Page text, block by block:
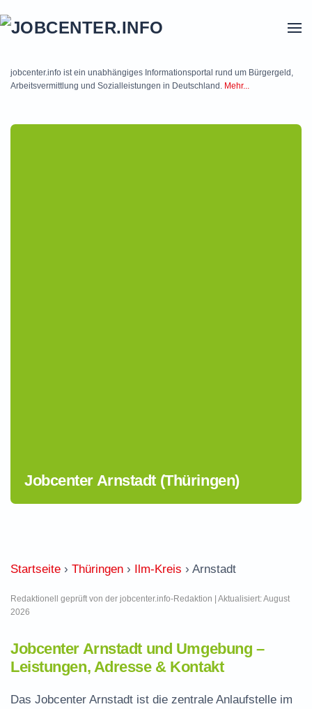
jobcenter.info ist ein unabhängiges Informationsportal rund um Bürgergeld,
Arbeitsvermittlung und Sozialleistungen in Deutschland. Mehr...
Jobcenter Arnstadt (Thüringen)
Startseite › Thüringen › Ilm-Kreis › Arnstadt
Redaktionell geprüft von der jobcenter.info-Redaktion | Aktualisiert: August
2026
Jobcenter Arnstadt und Umgebung –
Leistungen, Adresse & Kontakt
Das Jobcenter Arnstadt ist die zentrale Anlaufstelle im